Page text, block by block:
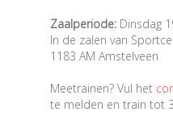
Zaalperiode:Dinsdag
In de zalen van
1183 AM Amstelveen
Meetrainen? Vul het
te melden en train tot